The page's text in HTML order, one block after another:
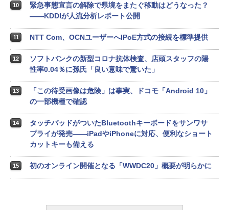
10
緊急事態宣言の解除で県境をまたぐ移動はどうなった？
――KDDIが人流分析レポート公開
11 NTT Com、OCNユーザーへIPoE方式の接続を標準提供
12
ソフトバンクの新型コロナ抗体検査、店頭スタッフの陽
性率0.04％に孫氏「良い意味で驚いた」
13
「この待受画像は危険」は事実、ドコモ「Android 10」
の一部機種で確認
14
タッチパッドがついたBluetoothキーボードをサンワサ
プライが発売――iPadやiPhoneに対応、便利なショート
カットキーも備える
15 初のオンライン開催となる「WWDC20」概要が明らかに